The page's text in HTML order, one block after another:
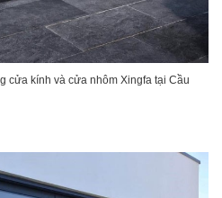
cửa kính và cửa nhôm Xingfa tại Cầu